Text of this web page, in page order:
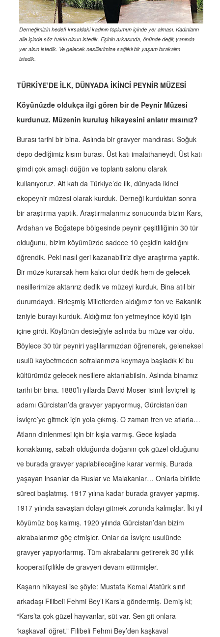
Derneğimizin hedefi kırsaldaki kadının toplumun içinde yer alması. Kadınların
aile içinde söz hakkı olsun istedik. Eşinin arkasında, önünde değil; yanında
yer alsın istedik. Ve gelecek nesillerimize sağlıklı bir yaşam bırakalım
istedik.
TÜRKİYE’DE İLK, DÜNYADA İKİNCİ PEYNİR MÜZESİ
Köyünüzde oldukça ilgi gören bir de Peynir Müzesi
kurdunuz. Müzenin kuruluş hikayesini anlatır mısınız?
Burası tarihi bir bina. Aslında bir gravyer mandırası. Soğuk
depo dediğimiz kısım burası. Üst katı imalathaneydi. Üst katı
şimdi çok amaçlı düğün ve toplantı salonu olarak
kullanıyoruz. Alt katı da Türkiye’de ilk, dünyada ikinci
ekopeynir müzesi olarak kurduk. Derneği kurduktan sonra
bir araştırma yaptık. Araştırmalarımız sonucunda bizim Kars,
Ardahan ve Boğatepe bölgesinde peynir çeşitliliğinin 30 tür
olduğunu, bizim köyümüzde sadece 10 çeşidin kaldığını
öğrendik. Peki nasıl geri kazanabiliriz diye araştırma yaptık.
Bir müze kurarsak hem kalıcı olur dedik hem de gelecek
nesillerimize aktarırız dedik ve müzeyi kurduk. Bina atıl bir
durumdaydı. Birleşmiş Milletlerden aldığımız fon ve Bakanlık
izniyle burayı kurduk. Aldığımız fon yetmeyince köylü işin
içine girdi. Köylünün desteğiyle aslında bu müze var oldu.
Böylece 30 tür peyniri yaşlılarımızdan öğrenerek, geleneksel
usulü kaybetmeden sofralarımıza koymaya başladık ki bu
kültürümüz gelecek nesillere aktarılabilsin. Aslında binamız
tarihi bir bina. 1880’li yıllarda David Moser isimli İsviçreli iş
adamı Gürcistan’da gravyer yapıyormuş, Gürcistan’dan
İsviçre’ye gitmek için yola çıkmış. O zaman tren ve atlarla…
Atların dinlenmesi için bir kışla varmış. Gece kışlada
konaklamış, sabah olduğunda doğanın çok güzel olduğunu
ve burada gravyer yapılabileceğine karar vermiş. Burada
yaşayan insanlar da Ruslar ve Malakanlar… Onlarla birlikte
süreci başlatmış. 1917 yılına kadar burada gravyer yapmış.
1917 yılında savaştan dolayı gitmek zorunda kalmışlar. İki yıl
köyümüz boş kalmış. 1920 yılında Gürcistan’dan bizim
akrabalarımız göç etmişler. Onlar da İsviçre usulünde
gravyer yapıyorlarmış. Tüm akrabalarını getirerek 30 yıllık
kooperatifçilikle de gravyeri devam ettirmişler.
Kaşarın hikayesi ise şöyle: Mustafa Kemal Atatürk sınıf
arkadaşı Filibeli Fehmi Bey’i Kars’a göndermiş. Demiş ki;
“Kars’ta çok güzel hayvanlar, süt var. Sen git onlara
‘kaşkaval’ öğret.” Filibeli Fehmi Bey’den kaşkaval